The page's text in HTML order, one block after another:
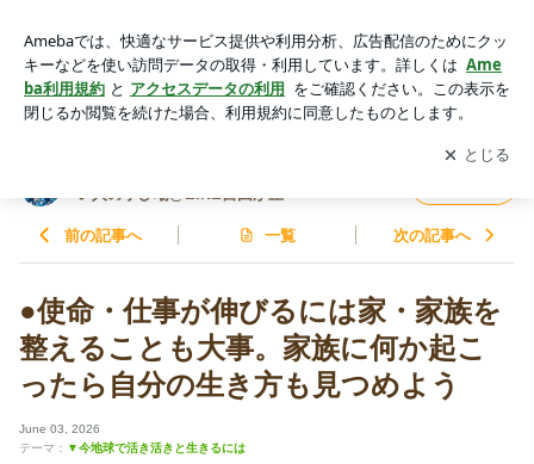
に何か起こったら自分の生き方も見つめよう | 津谷幸子☆心身
魂を磨き本気で人生を変えたい人の学び場@EINE自由が丘
アプリをダウンロードして ブログの更新通知
を受け取りまし
ょう。
開く
い人の学び場@EINE自由が丘
前の記事へ 一覧 次の記事へ
●使命・仕事が伸びるには家・家族を
整えることも大事。家族に何か起こ
ったら自分の生き方も見つめよう
June 03, 2026
テーマ： ▼今地球で活き活きと生きるには